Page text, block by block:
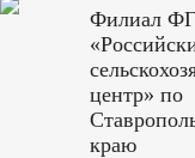
Филиал
центр» по
краю